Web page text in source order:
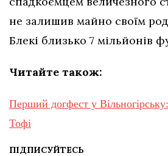
не залишив майно своїм
Блекі близько 7 мільйонів
Читайте також:
Перший догфест у
Тофі
ПІДПИСУЙТЕСЬ